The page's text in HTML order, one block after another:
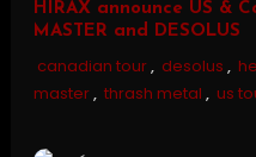
HIRAX announce US &
MASTER and DESOLUS
canadian tour, desolus ,
master, thrash metal , us